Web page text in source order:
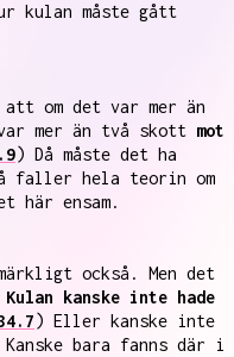
kulan måste gått
om det var mer än
mer än två skott mot
) Då måste det ha
faller hela teorin om
här ensam.
också. Men det
Kulan kanske inte hade
) Eller kanske inte
bara fanns där i